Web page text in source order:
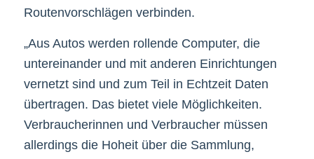
Routenvorschlägen verbinden.
„Aus Autos werden rollende Computer, die
untereinander und mit anderen Einrichtungen
vernetzt sind und zum Teil in Echtzeit Daten
übertragen. Das bietet viele Möglichkeiten.
Verbraucherinnen und Verbraucher müssen
allerdings die Hoheit über die Sammlung,